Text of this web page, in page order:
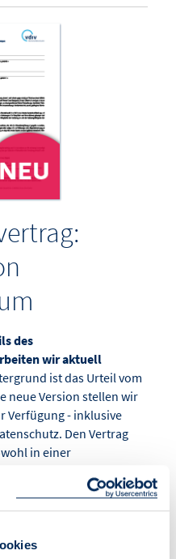
des
wir aktuell
ist das Urteil vom
neue Version stellen wir
Verfügung - inklusive
Den Vertrag
in einer
enthaltenen Copyright-